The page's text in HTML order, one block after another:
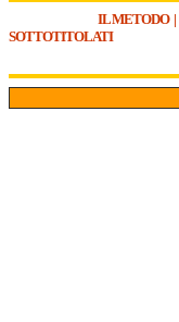
IL METODO|
SOTTOTITOLATI